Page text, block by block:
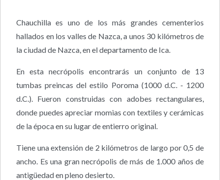
Chauchilla es uno de los más grandes cementerios
hallados en los valles de Nazca, a unos 30 kilómetros de
la ciudad de Nazca, en el departamento de Ica.
En esta necrópolis encontrarás un conjunto de 13
tumbas preincas del estilo Poroma (1000 d.C. - 1200
d.C.). Fueron construidas con adobes rectangulares,
donde puedes apreciar momias con textiles y cerámicas
de la época en su lugar de entierro original.
Tiene una extensión de 2 kilómetros de largo por 0,5 de
ancho. Es una gran necrópolis de más de 1.000 años de
antigüedad en pleno desierto.